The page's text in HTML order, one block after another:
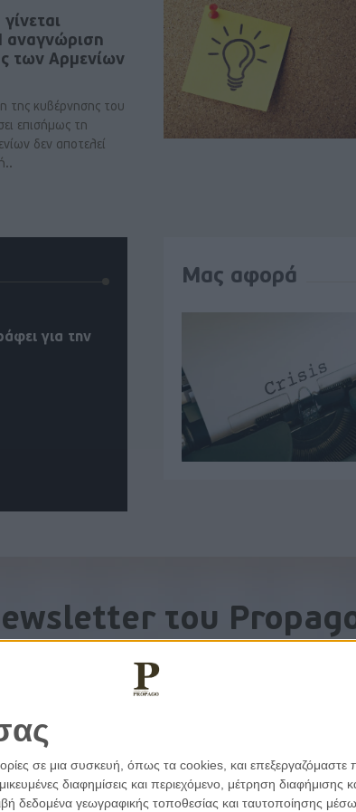
σε μια συσκευή, όπως τα cookies, και επεξεργαζόμαστε
διαφημίσεις και περιεχόμενο, μέτρηση διαφήμισης
δεδομένα γεωγραφικής τοποθεσίας και ταυτοποίησης
αναγνώριση
των Αρμενίων
κυβέρνησης του
επισήμως τη
δεν αποτελεί
για την
Μας αφορά
του
την ανάλυση της ημέρας στο email σας